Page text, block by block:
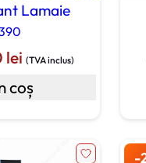
Lamaie
leiPrețul
este:
(TVA inclus)
coș